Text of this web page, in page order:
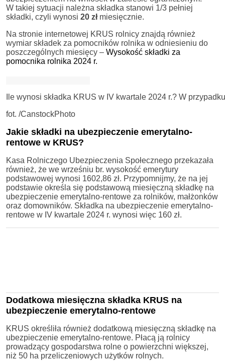
W takiej sytuacji należna składka stanowi 1/3 pełniej
składki, czyli wynosi 20 złmiesięcznie.
Na stronie internetowej KRUS rolnicy znajdą również
wymiar składek za pomocników rolnika w odniesieniu do
poszczególnych miesięcy – Wysokość składki za
pomocnika rolnika 2024 r.
Ile wynosi składka KRUS w IV kwartale 2024 r.? W
fot. /CanstockPhoto
Jakie składki na ubezpieczenie emerytalno-
rentowe w KRUS?
Kasa Rolniczego Ubezpieczenia Społecznego przekazała
również, że we wrześniu br. wysokość emerytury
podstawowej wynosi 1602,86 zł. Przypomnijmy, że na jej
podstawie określa się podstawową miesięczną składkę na
ubezpieczenie emerytalno-rentowe za rolników, małżonków
oraz domowników. Składka na ubezpieczenie emerytalno-
rentowe w IV kwartale 2024 r. wynosi więc 160 zł.
Dodatkowa miesięczna składka KRUS na
ubezpieczenie emerytalno-rentowe
KRUS określiła również dodatkową miesięczną składkę na
ubezpieczenie emerytalno-rentowe. Płacą ją rolnicy
prowadzący gospodarstwa rolne o powierzchni większej,
niż 50 ha przeliczeniowych użytków rolnych.